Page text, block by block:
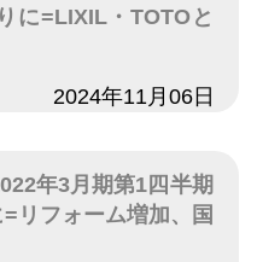
に=LIXIL・TOTOと
2024年11月06日
年3月期第1四半期
リフォーム増加、国